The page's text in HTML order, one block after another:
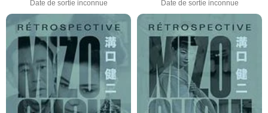
Date de sortie inconnue Date de sortie inconnue